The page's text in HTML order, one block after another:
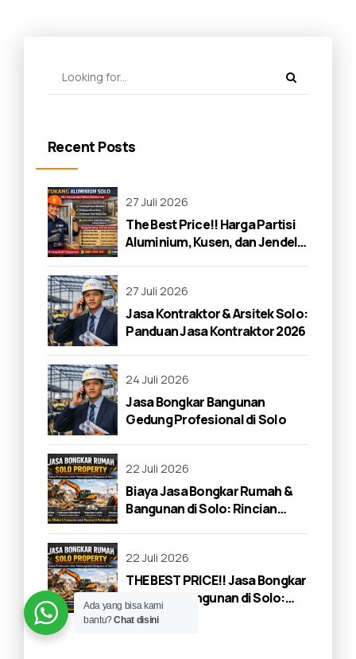
Recent Posts
27 Juli 2026
The Best Price!! Harga Partisi
Aluminium, Kusen, dan Jendela
27 Juli 2026
Jasa Kontraktor & Arsitek Solo:
Panduan Jasa Kontraktor 2026
24 Juli 2026
Jasa Bongkar Bangunan
Gedung Profesional di Solo
22 Juli 2026
Biaya Jasa Bongkar Rumah &
Bangunan di Solo: Rincian
22 Juli 2026
THE BEST PRICE!! Jasa Bongkar
Rumah & Bangunan di Solo:
Panduan Lengkap 2026
Ada yang bisa kami
bantu?Chat disini